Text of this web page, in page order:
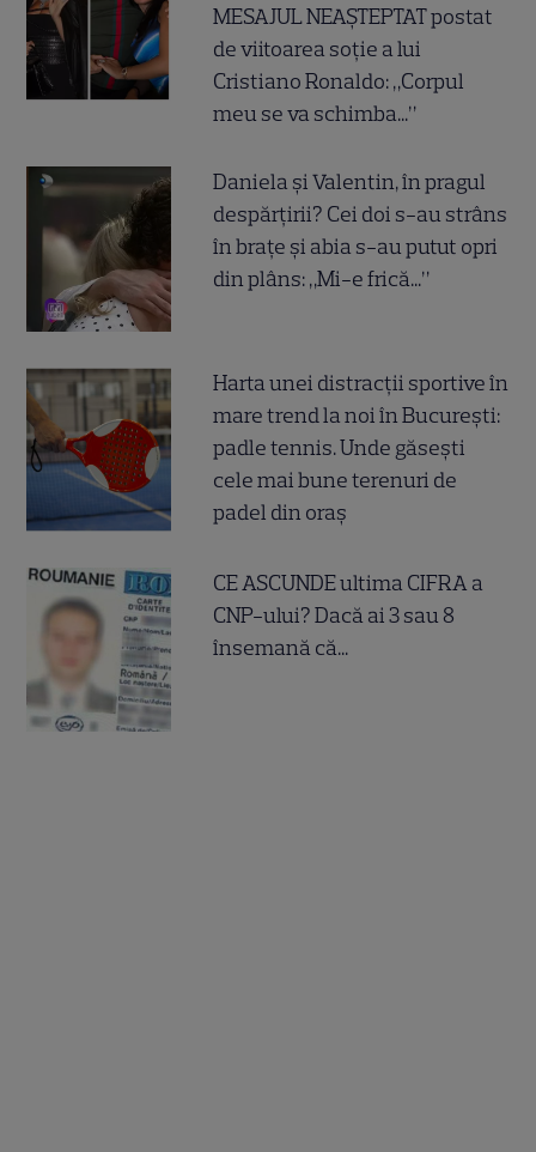
MESAJUL NEAȘTEPTAT postat
de viitoarea soție a lui
Cristiano Ronaldo: „Corpul
meu se va schimba...”
Daniela și Valentin, în pragul
despărțirii? Cei doi s-au strâns
în brațe și abia s-au putut opri
din plâns: „Mi-e frică...”
Harta unei distracții sportive în
mare trend la noi în București:
padle tennis. Unde găsești
cele mai bune terenuri de
padel din oraș
CE ASCUNDE ultima CIFRA a
CNP-ului? Dacă ai 3 sau 8
însemană că...